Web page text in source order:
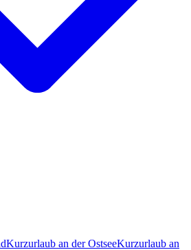
Kurzurlaub an der OstseeKurzurlaub an